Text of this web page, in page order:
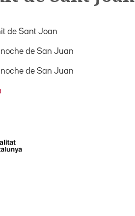
de Sant Joan
de San Juan
de San Juan